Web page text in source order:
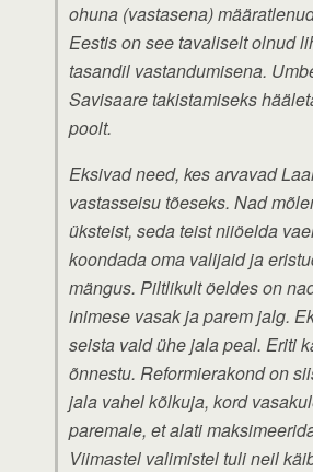
ohuna (vastasena)
Eestis on see tavaliselt olnud
tasandil vastandumisena.
Savisaare takistamiseks
poolt.
Eksivad need, kes arvavad
vastasseisu tõeseks. Nad
üksteist, seda teist niiöelda
koondada oma valijaid ja
mängus. Piltlikult öeldes on
inimese vasak ja parem jalg.
seista vaid ühe jala peal. Eriti
õnnestu. Reformierakond on
jala vahel kõlkuja, kord
paremale, et alati
Viimastel valimistel tuli neil